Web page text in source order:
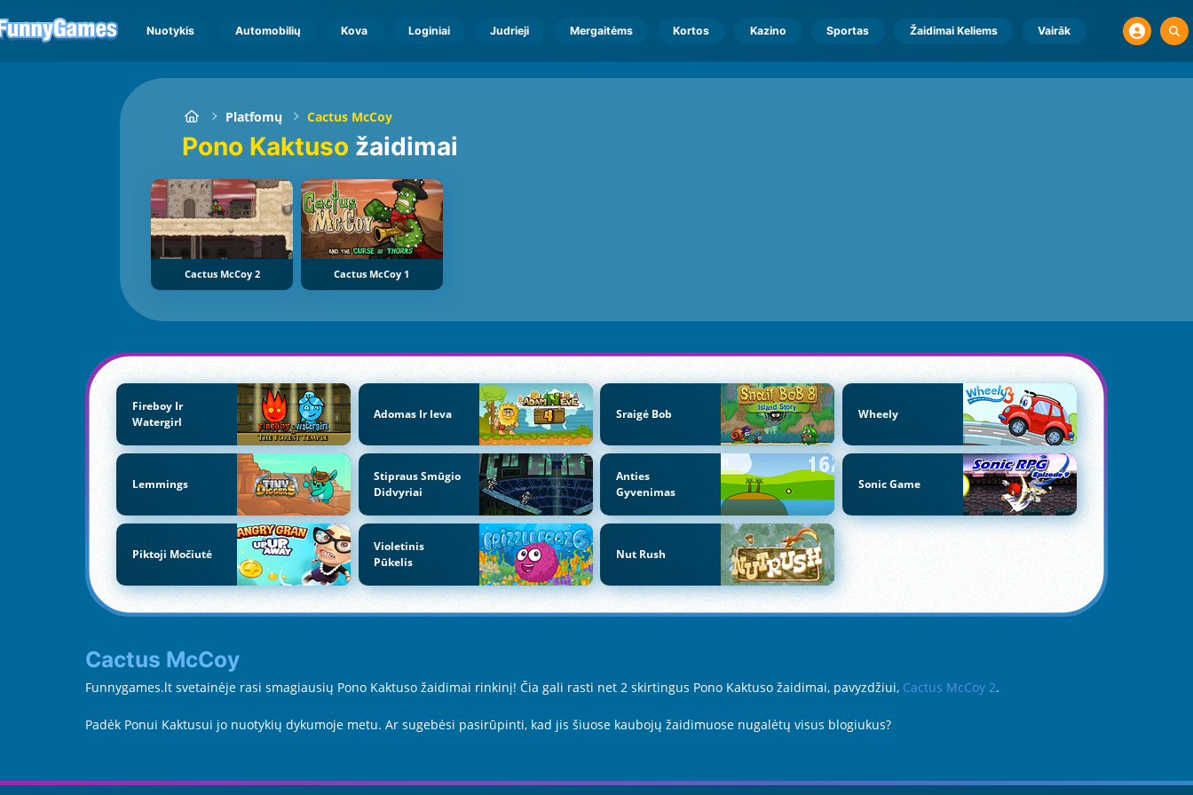
Nuotykis Automobilių Kova Loginiai Judrieji Mergaitėms Kortos Kazino Sportas Žaidimai Keliems Vairāk
Platfomų Cactus McCoy
Pono Kaktuso žaidimai
Cactus McCoy 2 Cactus McCoy 1
Fireboy Ir
Watergirl
Adomas Ir Ieva Sraigė Bob Wheely
Lemmings
Stipraus Smūgio
Didvyriai
Anties
Gyvenimas
Sonic Game
Piktoji Močiutė
Violetinis
Pūkelis
Nut Rush
Cactus McCoy
Funnygames.lt svetainėje rasi smagiausių Pono Kaktuso žaidimai rinkinį! Čia gali rasti net 2 skirtingus Pono Kaktuso žaidimai, pavyzdžiui, Cactus McCoy 2.
Padėk Ponui Kaktusui jo nuotykių dykumoje metu. Ar sugebėsi pasirūpinti, kad jis šiuose kaubojų žaidimuose nugalėtų visus blogiukus?